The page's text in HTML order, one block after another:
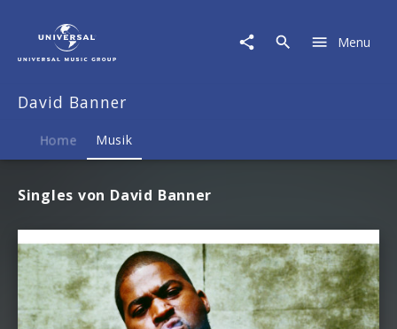
Musik
Menu
David Banner
Home Musik
Singles von David Banner